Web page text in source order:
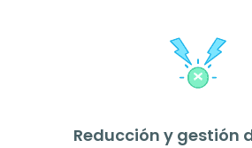
Reducción y gestión